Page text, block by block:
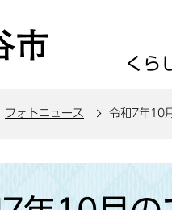
くら
フォトニュース 令和7年10